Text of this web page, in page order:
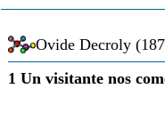
Ovide Decroly
1 Un visitante nos